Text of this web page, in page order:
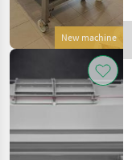
New machine